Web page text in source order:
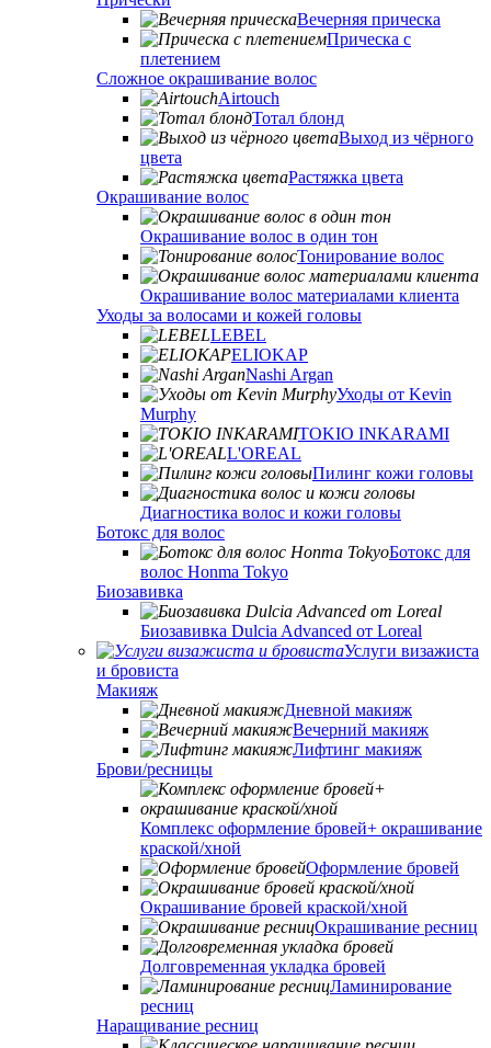
Вечерняя прическа
Прическа с
плетением
Сложное окрашивание волос
Airtouch
Тотал блонд
Выход из чёрного
цвета
Растяжка цвета
Окрашивание волос
Окрашивание волос в один тон
Тонирование волос
Окрашивание волос материалами клиента
Уходы за волосами и кожей головы
LEBEL
ELIOKAP
Nashi Argan
Уходы от Kevin
Murphy
TOKIO INKARAMI
L'OREAL
Пилинг кожи головы
Диагностика волос и кожи головы
Ботокс для волос
Ботокс для
волос Honma Tokyo
Биозавивка
Биозавивка Dulcia Advanced от Loreal
Услуги визажиста
и бровиста
Макияж
Дневной макияж
Вечерний макияж
Лифтинг макияж
Брови/ресницы
Комплекс оформление бровей+ окрашивание
краской/хной
Оформление бровей
Окрашивание бровей краской/хной
Окрашивание ресниц
Долговременная укладка бровей
Ламинирование
ресниц
Наращивание ресниц